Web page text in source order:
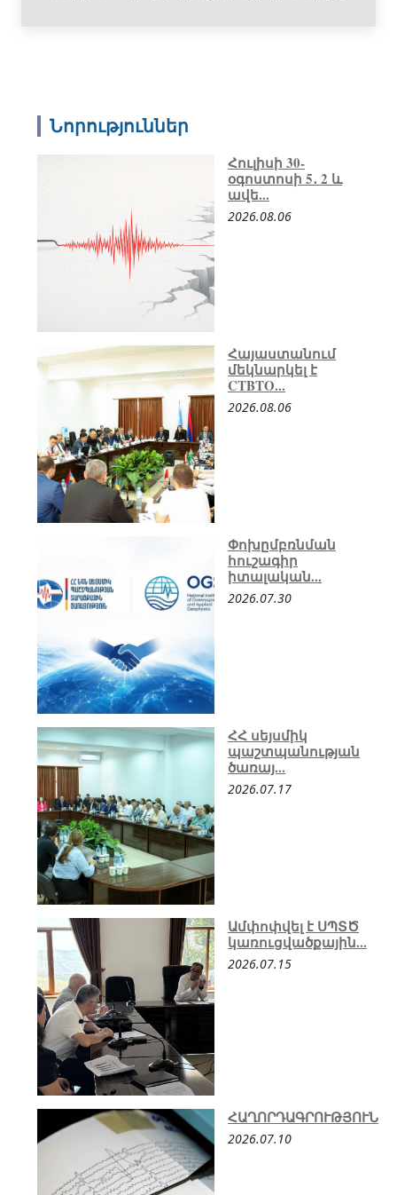
Նորություններ
Հուլիսի 30-
օգոստոսի 5․ 2 և
ավե...
2026.08.06
Հայաստանում
մեկնարկել է
CTBTO...
2026.08.06
Փոխըմբռնման
հուշագիր
իտալական...
2026.07.30
ՀՀ սեյսմիկ
պաշտպանության
ծառայ...
2026.07.17
Ամփոփվել է ՍՊՏԾ
կառուցվածքային...
2026.07.15
ՀԱՂՈՐԴԱԳՐՈՒԹՅՈՒՆ
2026.07.10